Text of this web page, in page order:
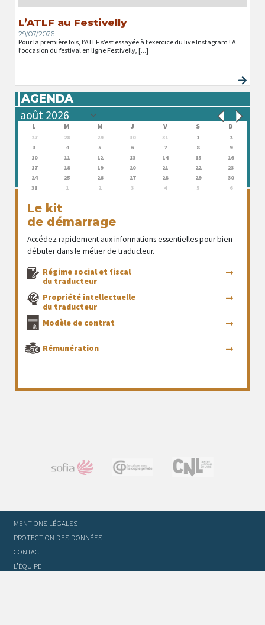
L’ATLF au Festivelly
29/07/2026
Pour la première fois, l’ATLF s’est essayée à l’exercice du live Instagram ! A
l’occasion du festival en ligne Festivelly, [...]
AGENDA
L M M J V S D
27 28 29 30 31 1
2
3
4 5 6 7 8
9
10
11 12 13 14 15
16
17
18 19 20 21 22
23
24
25 26 27 28 29
30
31
1 2 3 4 5 6
Le kit
de démarrage
Accédez rapidement aux informations essentielles pour bien
débuter dans le métier de traducteur.
Régime social et fiscal
du traducteur
Propriété intellectuelle
du traducteur
Modèle de contrat
Rémunération
MENTIONS LÉGALES
PROTECTION DES DONNÉES
CONTACT
L’ÉQUIPE